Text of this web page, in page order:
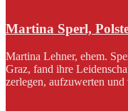
Martina Sperl,
Martina Lehner, ehem.
Graz, fand ihre
zerlegen, aufzuwerten und